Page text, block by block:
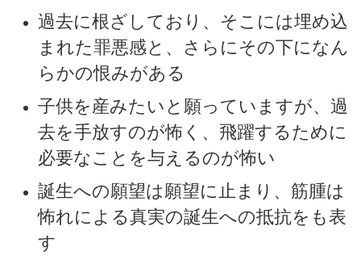
過去に根ざしており、そこには埋め込
まれた罪悪感と、さらにその下になん
らかの恨みがある
子供を産みたいと願っていますが、過
去を手放すのが怖く、飛躍するために
必要なことを与えるのが怖い
誕生への願望は願望に止まり、筋腫は
怖れによる真実の誕生への抵抗をも表
す